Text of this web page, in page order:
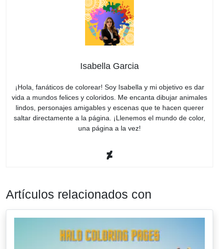
Isabella Garcia
¡Hola, fanáticos de colorear! Soy Isabella y mi objetivo es dar
vida a mundos felices y coloridos. Me encanta dibujar animales
lindos, personajes amigables y escenas que te hacen querer
saltar directamente a la página. ¡Llenemos el mundo de color,
una página a la vez!
Artículos relacionados con